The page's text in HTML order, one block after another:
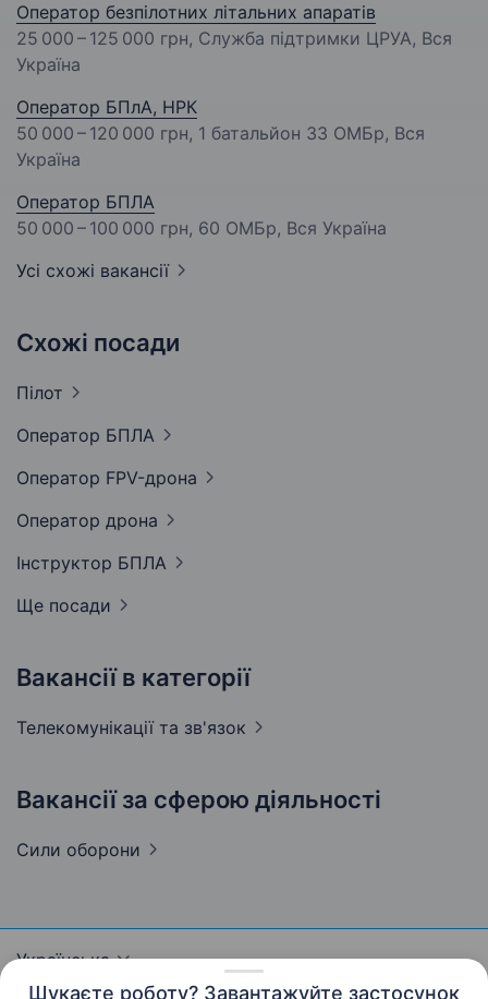
Шукаєте роботу? Завантажуйте застосунок
Оператор безпілотних літальних апаратів
25 000 – 125 000 грн, Служба підтримки ЦРУА, Вся
Україна
Оператор БПлА, НРК
50 000 – 120 000 грн, 1 батальйон 33 ОМБр, Вся
Україна
Оператор БПЛА
50 000 – 100 000 грн, 60 ОМБр, Вся Україна
Усі схожі вакансії
Схожі посади
Пілот
Оператор БПЛА
Оператор FPV-дрона
Оператор дрона
Інструктор БПЛА
Ще посади
Вакансії в категорії
Телекомунікації та зв'язок
Вакансії за сферою діяльності
Сили оборони
Українська